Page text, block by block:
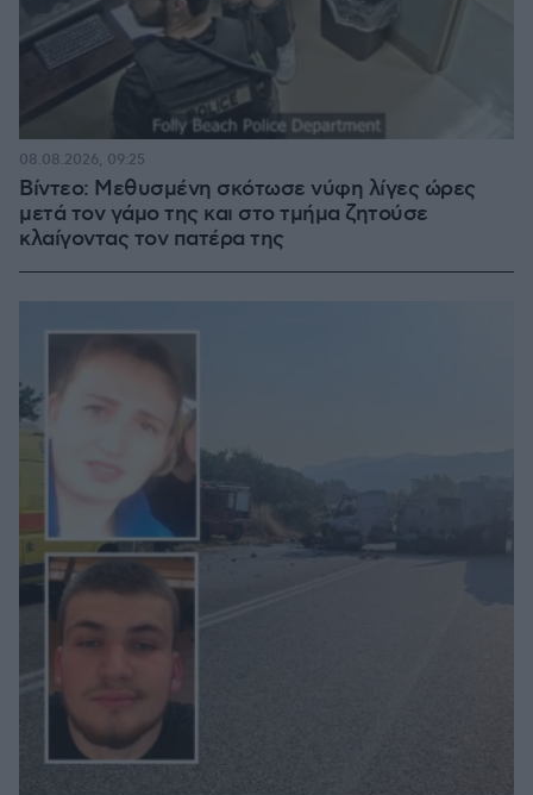
Βίντεο: Μεθυσμένη σκότωσε νύφη λίγες ώρες
μετά τον γάμο της και στο τμήμα ζητούσε
κλαίγοντας τον πατέρα της
08.08.2026, 09:25